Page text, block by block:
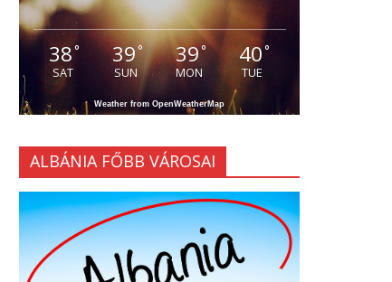
38°
SAT
39°
SUN
39°
MON
40°
TUE
Weather from OpenWeatherMap
ALBÁNIA FŐBB VÁROSAI